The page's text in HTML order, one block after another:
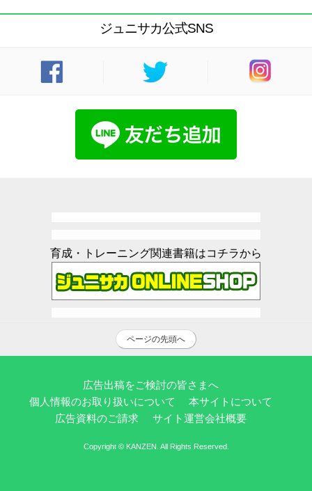
ジュニサカ公式SNS
育成・トレーニング関連書籍はコチラから
ページの先頭へ
広告出稿をご検討の皆さまへ
個人情報のお取り扱いについて
本サイトについて
広告資料のご請求
サイト運営会社概要
Copyright © KANZEN. All Rights Reserved.